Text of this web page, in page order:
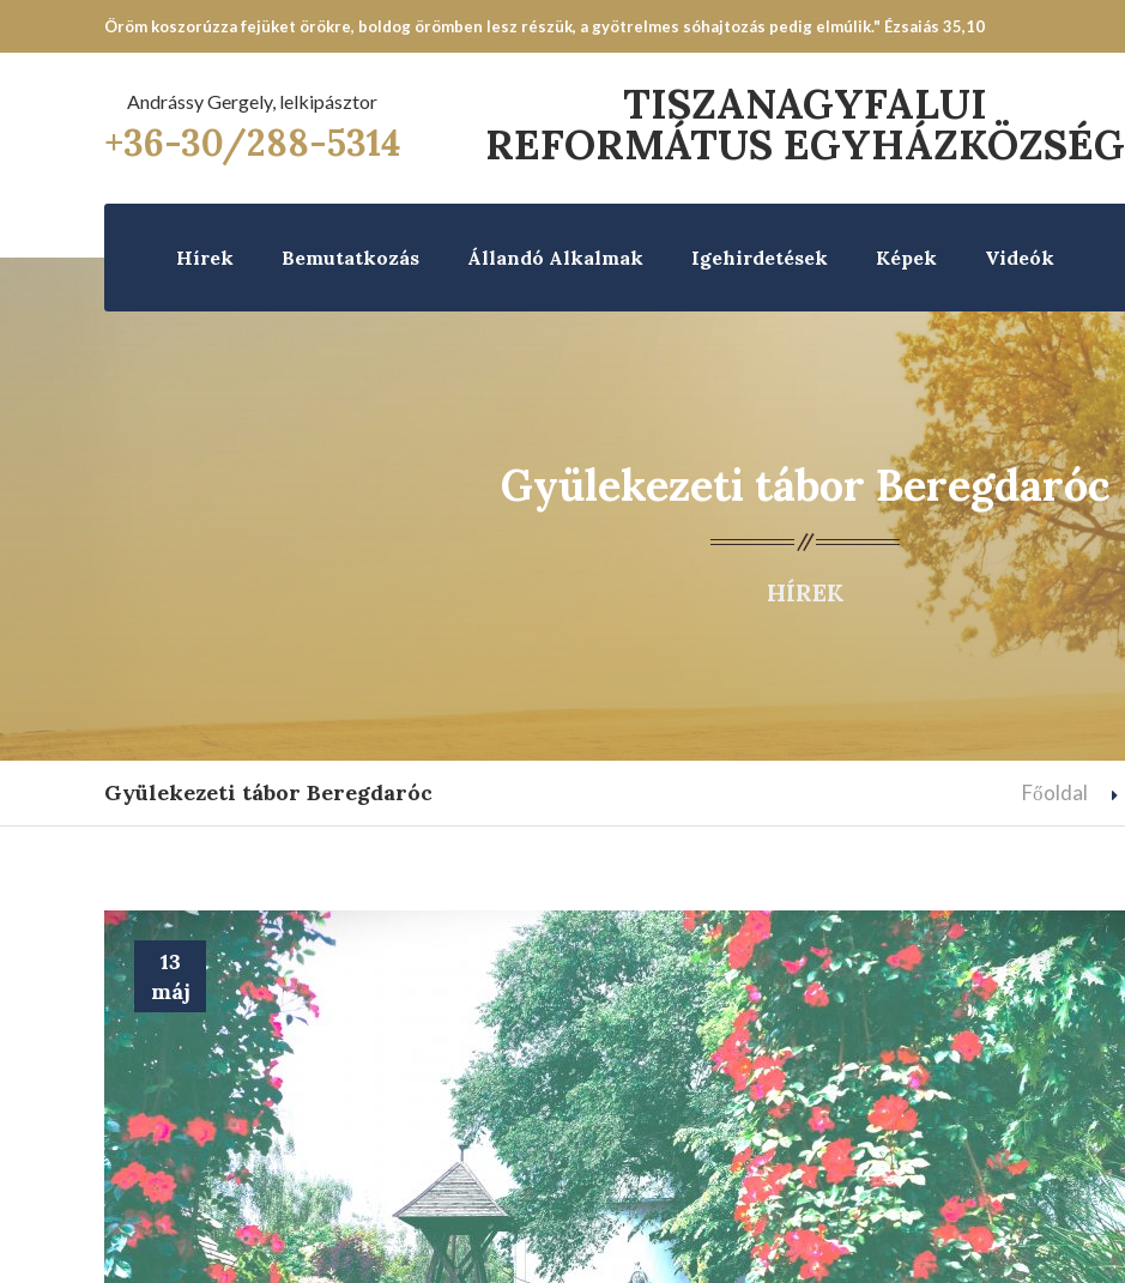
Öröm koszorúzza fejüket örökre, boldog örömben lesz részük, a gyötrelmes sóhajtozás pedig elmúlik." Ézsaiás 35,10
TISZANAGYFALUI
REFORMÁTUS EGYHÁZKÖZSÉG
Andrássy Gergely, lelkipásztor
+36-30/288-5314
Hírek Bemutatkozás Állandó Alkalmak Igehirdetések Képek Videók
Gyülekezeti tábor Beregdaróc
HÍREK
Gyülekezeti tábor Beregdaróc Főoldal
13
máj